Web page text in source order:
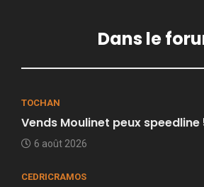
Dans le
TOCHAN
Vends Moulinet peux speedline
6 août 2026
CEDRICRAMOS